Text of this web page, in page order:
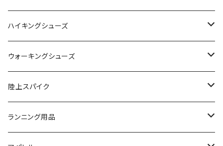
SAYSKY（セイスカイ）
NISHI（ニシ）
FOOTMAX（フットマックス）
SIDAS（シダス）
VIKING
asics
adidas
THE NORTH FACE
On
adidas
asics
YONEX
ハイキングシューズ
On
VIKING
ウォーキングシューズ
YONEX
On
陸上スパイク
asics
ランニング用品